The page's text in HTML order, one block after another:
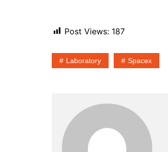
Post Views: 187
Laboratory Spacex